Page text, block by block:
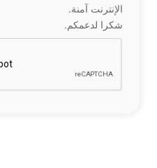
الإنترنت آمنة.
شكرا لدعمكم.